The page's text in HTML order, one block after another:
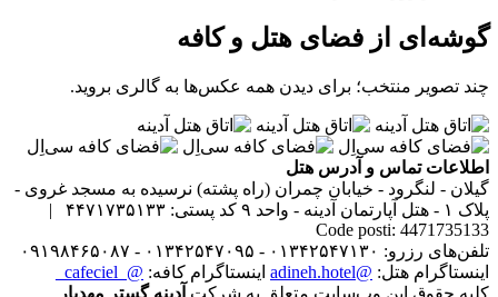
گوشه‌ای از فضای هتل و کافه
چند تصویر منتخب؛ برای دیدن همه عکس‌ها به گالری بروید.
اطلاعات تماس و آدرس هتل
گیلان - لنگرود - خیابان چمران (راه پشته) نرسیده به مسجد غروی -
پلاک ۱ - هتل آپارتمان آدینه - واحد ۹
کد پستی: ۴۴۷۱۷۳۵۱۳۳ |
Code posti: 4471735133
تلفن‌های رزرو: ۰۱۳۴۲۵۴۷۱۳۰ - ۰۱۳۴۲۵۴۷۰۹۵ - ۰۹۱۹۸۴۶۵۰۸۷
اینستاگرام هتل: @adineh.hotel اینستاگرام کافه: @_cafeciel_
کلیه حقوق این وب‌سایت متعلق به شرکت آدینه گستر مهدیار